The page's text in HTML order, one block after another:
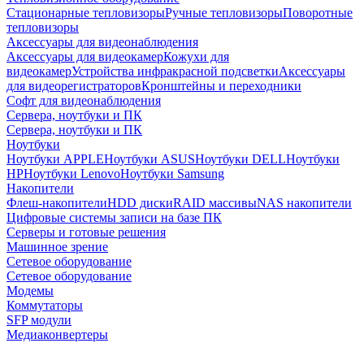
Стационарные тепловизорыРучные тепловизорыПоворотные
тепловизоры
Аксессуары для видеонаблюдения
Аксессуары для видеокамерКожухи для
видеокамерУстройства инфракрасной подсветкиАксессуары
для видеорегистраторовКронштейны и переходники
Софт для видеонаблюдения
Сервера, ноутбуки и ПК
Сервера, ноутбуки и ПК
Ноутбуки
Ноутбуки APPLEНоутбуки ASUSНоутбуки DELLНоутбуки
HPНоутбуки LenovoНоутбуки Samsung
Накопители
Флеш-накопителиHDD дискиRAID массивыNAS накопители
Цифровые системы записи на базе ПК
Серверы и готовые решения
Машинное зрение
Сетевое оборудование
Сетевое оборудование
Модемы
Коммутаторы
SFP модули
Медиаконвертеры